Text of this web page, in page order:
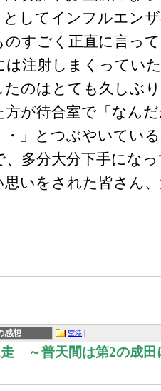
としてインフルエン
のすごく正直に言っ
は注射しまくってい
たのはとても久しぶ
方が待合室で「なん
・」とつぶやいてい
、多分大分下手にな
思いをされた皆さん
感想 空港 |
～普天間は第2の成田